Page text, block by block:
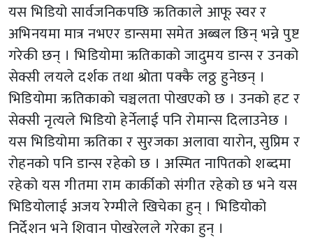
यस भिडियो सार्वजनिकपछि ऋतिकाले आफू स्वर र
अभिनयमा मात्र नभएर डान्समा समेत अब्बल छिन् भन्ने पुष्ट
गरेकी छन् । भिडियोमा ऋतिकाको जादुमय डान्स र उनको
सेक्सी लयले दर्शक तथा श्रोता पक्कै लठ्ठ हुनेछन् ।
भिडियोमा ऋतिकाको चञ्चलता पोखएको छ । उनको हट र
सेक्सी नृत्यले भिडियो हेर्नेलाई पनि रोमान्स दिलाउनेछ ।
यस भिडियोमा ऋतिका र सुरजका अलावा यारोन, सुप्रिम र
रोहनको पनि डान्स रहेको छ । अस्मित नापितको शब्दमा
रहेको यस गीतमा राम कार्कीको संगीत रहेको छ भने यस
भिडियोलाई अजय रेग्मीले खिचेका हुन् । भिडियोको
निर्देशन भने शिवान पोखरेलले गरेका हुन् ।